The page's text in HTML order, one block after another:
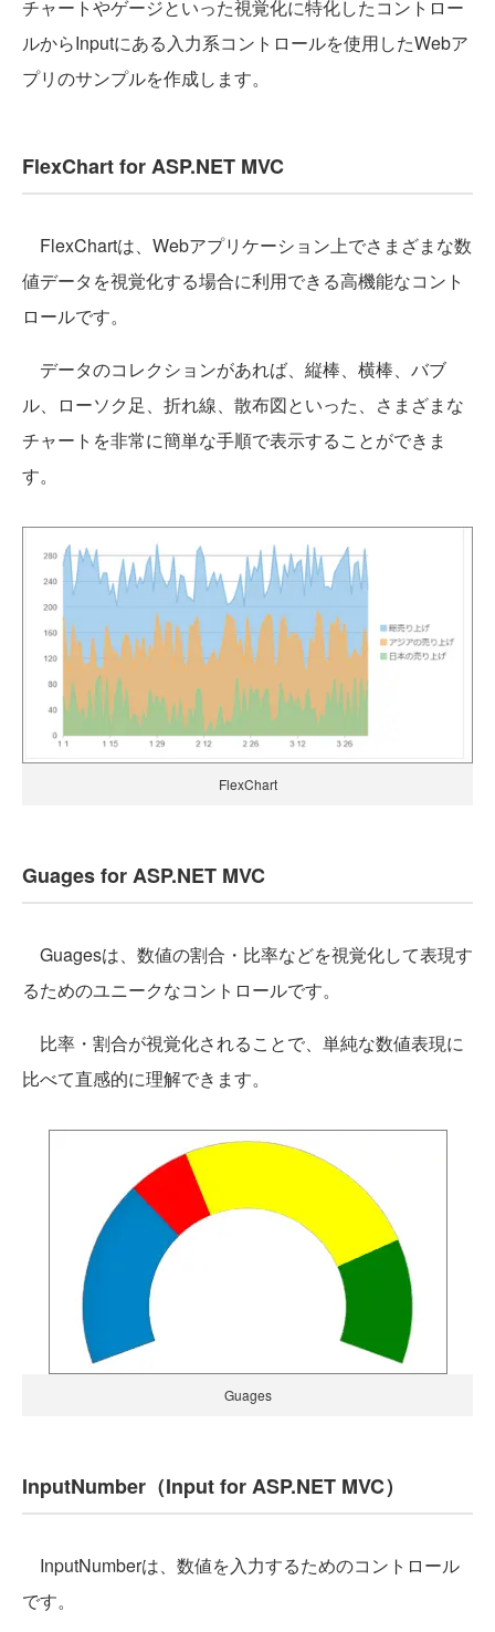
チャートやゲージといった視覚化に特化したコントロー
ルからInputにある入力系コントロールを使用したWebア
プリのサンプルを作成します。
FlexChart for ASP.NET MVC
FlexChartは、Webアプリケーション上でさまざまな数
値データを視覚化する場合に利用できる高機能なコント
ロールです。
データのコレクションがあれば、縦棒、横棒、バブ
ル、ローソク足、折れ線、散布図といった、さまざまな
チャートを非常に簡単な手順で表示することができま
す。
FlexChart
Guages for ASP.NET MVC
Guagesは、数値の割合・比率などを視覚化して表現す
るためのユニークなコントロールです。
比率・割合が視覚化されることで、単純な数値表現に
比べて直感的に理解できます。
Guages
InputNumber（Input for ASP.NET MVC）
InputNumberは、数値を入力するためのコントロール
です。